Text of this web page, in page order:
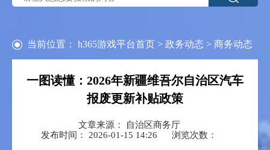
当前位置： h365游戏平台首页 > 政务动态 > 商务动态
一图读懂：2026年新疆维吾尔自治区汽车
报废更新补贴政策
文章来源： 自治区商务厅
发布时间： 2026-01-15 14:26
浏览次数：